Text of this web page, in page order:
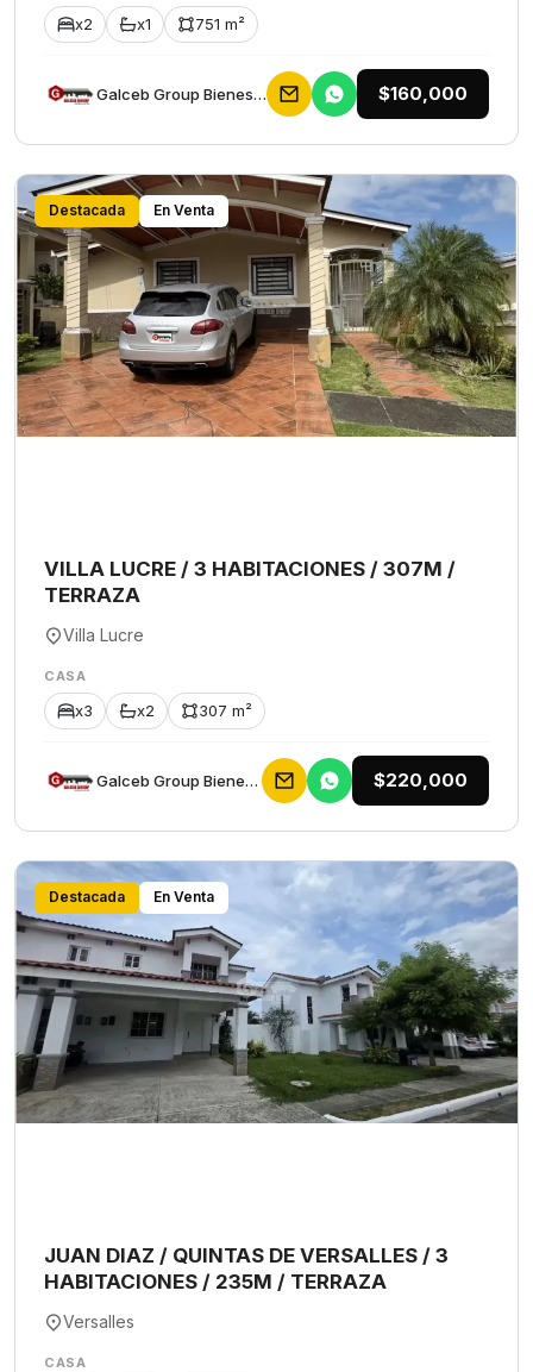
x2 x1 751 m²
Galceb Group Bienes Raices $160,000
Destacada En Venta
VILLA LUCRE / 3 HABITACIONES / 307M /
TERRAZA
Villa Lucre
CASA
x3 x2 307 m²
Galceb Group Bienes Raices $220,000
Destacada En Venta
JUAN DIAZ / QUINTAS DE VERSALLES / 3
HABITACIONES / 235M / TERRAZA
Versalles
CASA